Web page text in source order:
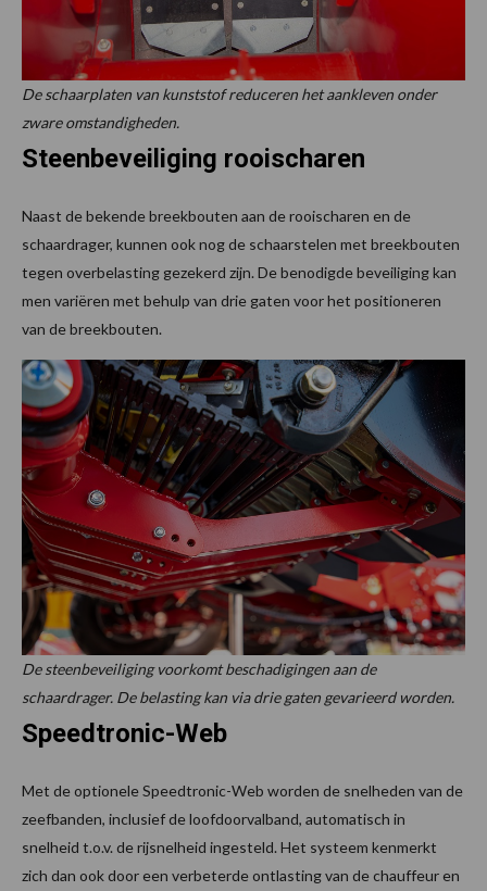
De schaarplaten van kunststof reduceren het aankleven onder
zware omstandigheden.
Steenbeveiliging rooischaren
Naast de bekende breekbouten aan de rooischaren en de
schaardrager, kunnen ook nog de schaarstelen met breekbouten
tegen overbelasting gezekerd zijn. De benodigde beveiliging kan
men variëren met behulp van drie gaten voor het positioneren
van de breekbouten.
De steenbeveiliging voorkomt beschadigingen aan de
schaardrager. De belasting kan via drie gaten gevarieerd worden.
Speedtronic-Web
Met de optionele Speedtronic-Web worden de snelheden van de
zeefbanden, inclusief de loofdoorvalband, automatisch in
snelheid t.o.v. de rijsnelheid ingesteld. Het systeem kenmerkt
zich dan ook door een verbeterde ontlasting van de chauffeur en